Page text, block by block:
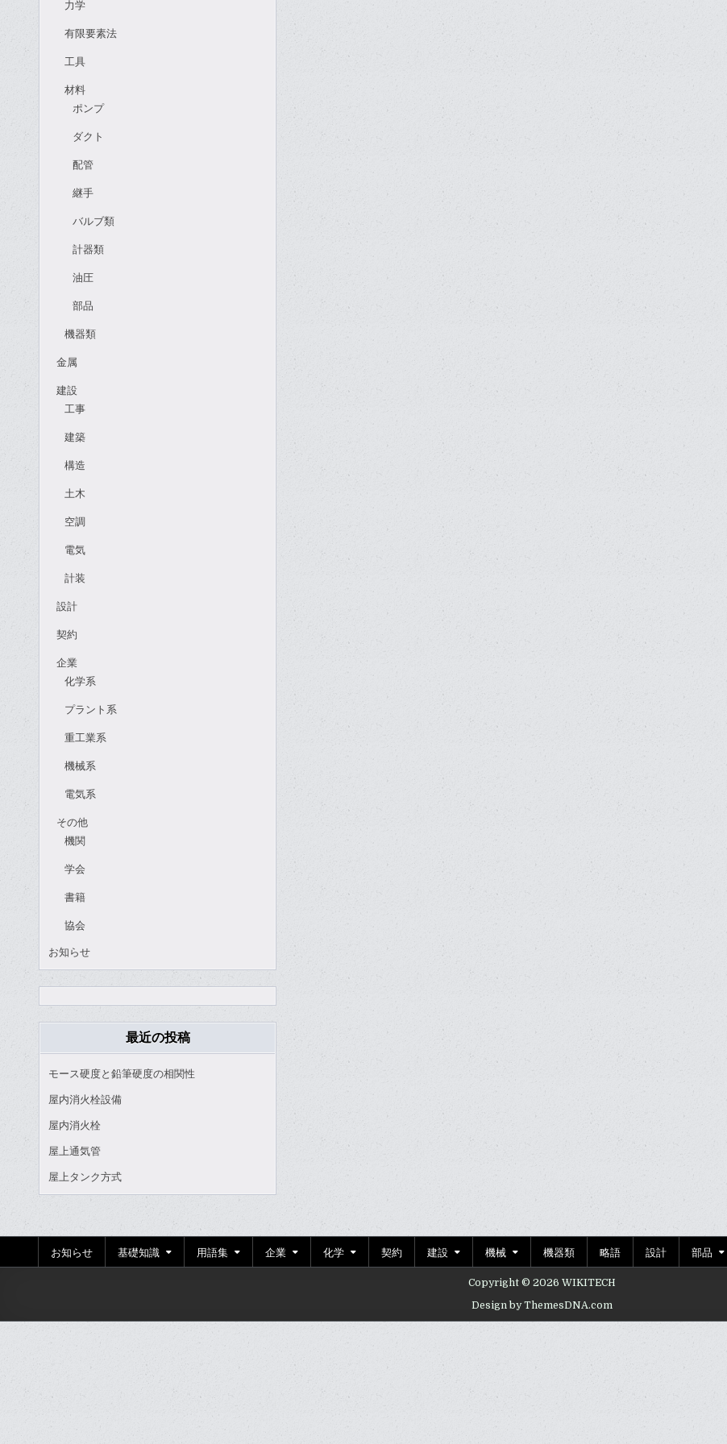
力学
有限要素法
工具
材料
ポンプ
ダクト
配管
継手
バルブ類
計器類
油圧
部品
機器類
金属
建設
工事
建築
構造
土木
空調
電気
計装
設計
契約
企業
化学系
プラント系
重工業系
機械系
電気系
その他
機関
学会
書籍
協会
お知らせ
最近の投稿
モース硬度と鉛筆硬度の相関性
屋内消火栓設備
屋内消火栓
屋上通気管
屋上タンク方式
お知らせ 基礎知識 用語集 企業 化学 契約 建設 機械 機器類 略語 設計 部品
Copyright © 2026 WIKITECH
Design by ThemesDNA.com